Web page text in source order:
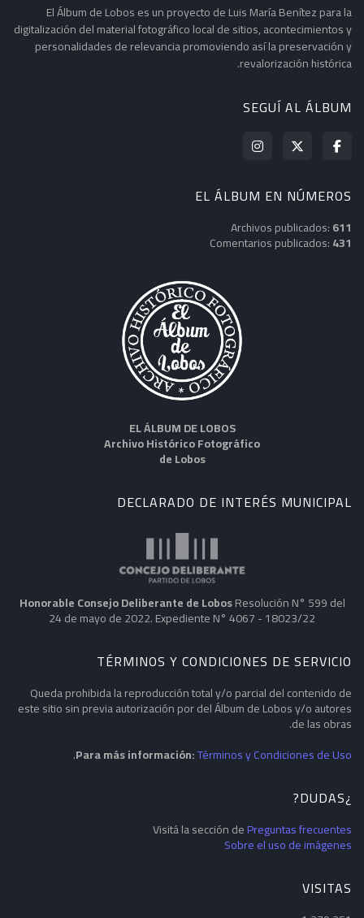
El Álbum de Lobos es un proyecto de Luis María Benítez para la
digitalización del material fotográfico local de sitios, acontecimientos y
personalidades de relevancia promoviendo así la preservación y
revalorización histórica.
SEGUÍ AL ÁLBUM
EL ÁLBUM EN NÚMEROS
Archivos publicados:611
Comentarios publicados:431
EL ÁLBUM DE LOBOS
Archivo Histórico Fotográfico
de Lobos
DECLARADO DE INTERÉS MUNICIPAL
Honorable Consejo Deliberante de LobosResolución N° 599 del
24 de mayo de 2022. Expediente N° 4067 - 18023/22
TÉRMINOS Y CONDICIONES DE SERVICIO
Queda prohibida la reproducción total y/o parcial del contenido de
este sitio sin previa autorización por del Álbum de Lobos y/o autores
de las obras.
Para más información:Términos y Condiciones de Uso
.
¿DUDAS?
Visitá la sección dePreguntas frecuentes
Sobre el uso de imágenes
VISITAS